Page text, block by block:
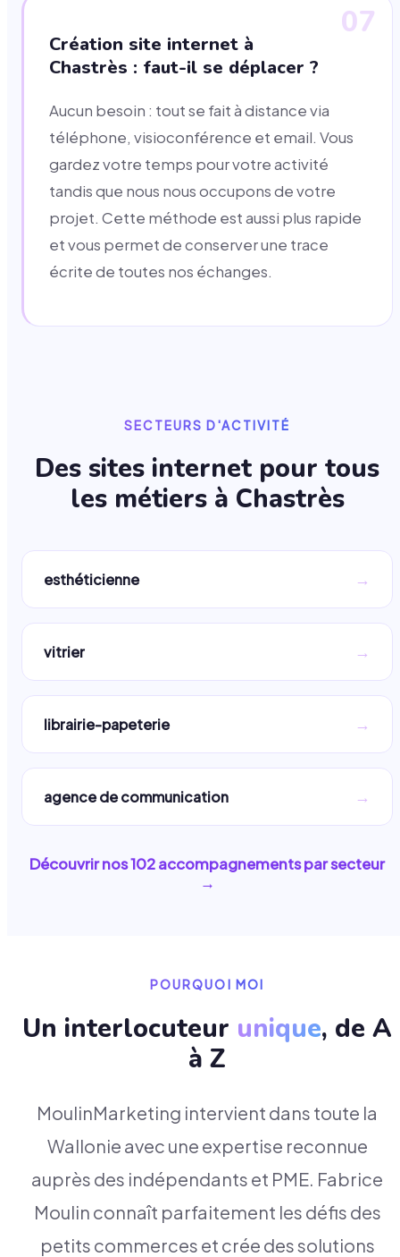
07
Création site internet à
Chastrès : faut-il se déplacer ?
Aucun besoin : tout se fait à distance via
téléphone, visioconférence et email. Vous
gardez votre temps pour votre activité
tandis que nous nous occupons de votre
projet. Cette méthode est aussi plus rapide
et vous permet de conserver une trace
écrite de toutes nos échanges.
SECTEURS D'ACTIVITÉ
Des sites internet pour tous
les métiers à Chastrès
esthéticienne →
vitrier →
librairie-papeterie →
agence de communication →
Découvrir nos102accompagnements par secteur
→
POURQUOI MOI
Un interlocuteur unique, de A
à Z
MoulinMarketing intervient dans toute la
Wallonie avec une expertise reconnue
auprès des indépendants et PME. Fabrice
Moulin connaît parfaitement les défis des
petits commerces et crée des solutions